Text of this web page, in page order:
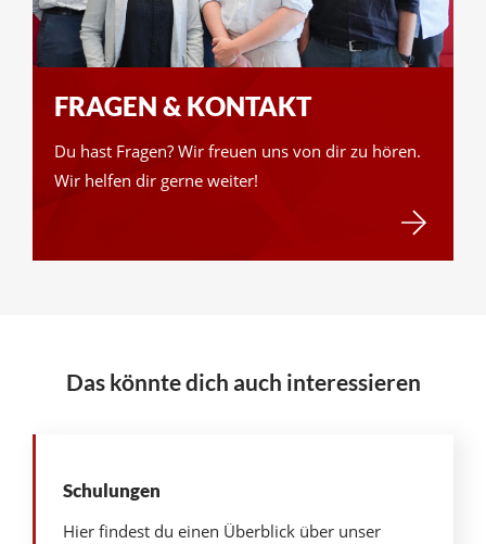
FRAGEN & KONTAKT
Du hast Fragen? Wir freuen uns von dir zu hören.
Wir helfen dir gerne weiter!
Kontakt
Das könnte dich auch interessieren
Schulungen
Hier findest du einen Überblick über unser